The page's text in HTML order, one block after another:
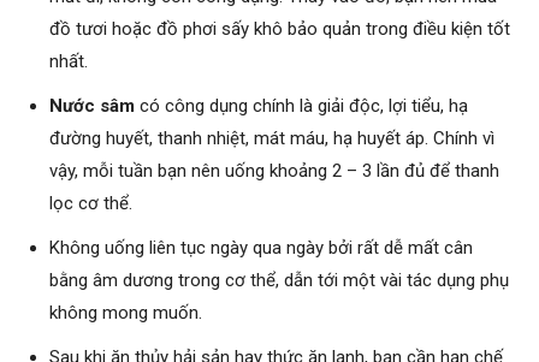
đồ tươi hoặc đồ phơi sấy khô bảo quản trong điều kiện tốt
nhất.
Nước sâm có công dụng chính là giải độc, lợi tiểu, hạ
đường huyết, thanh nhiệt, mát máu, hạ huyết áp. Chính vì
vậy, mỗi tuần bạn nên uống khoảng 2 – 3 lần đủ để thanh
lọc cơ thể.
Không uống liên tục ngày qua ngày bởi rất dễ mất cân
bằng âm dương trong cơ thể, dẫn tới một vài tác dụng phụ
không mong muốn.
Sau khi ăn thủy hải sản hay thức ăn lạnh, bạn cần hạn chế